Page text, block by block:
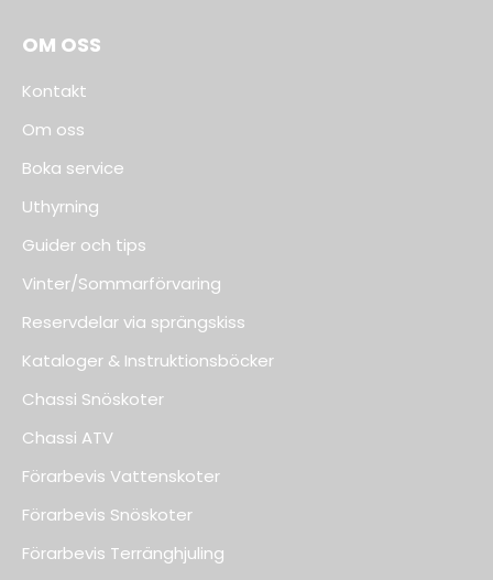
OM OSS
Kontakt
Om oss
Boka service
Uthyrning
Guider och tips
Vinter/Sommarförvaring
Reservdelar via sprängskiss
Kataloger & Instruktionsböcker
Chassi Snöskoter
Chassi ATV
Förarbevis Vattenskoter
Förarbevis Snöskoter
Förarbevis Terränghjuling